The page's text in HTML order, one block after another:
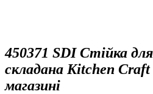
450371 SDI Стійка
складана Kitchen
магазині